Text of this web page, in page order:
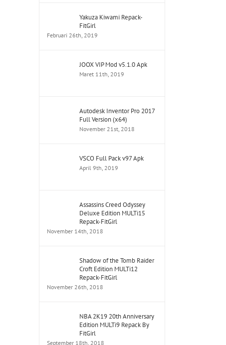
Yakuza Kiwami Repack-
FitGirl
Februari 26th, 2019
JOOX VIP Mod v5.1.0 Apk
Maret 11th, 2019
Autodesk Inventor Pro 2017
Full Version (x64)
November 21st, 2018
VSCO Full Pack v97 Apk
April 9th, 2019
Assassins Creed Odyssey
Deluxe Edition MULTi15
Repack-FitGirl
November 14th, 2018
Shadow of the Tomb Raider
Croft Edition MULTi12
Repack-FitGirl
November 26th, 2018
NBA 2K19 20th Anniversary
Edition MULTi9 Repack By
FitGirl
September 18th, 2018